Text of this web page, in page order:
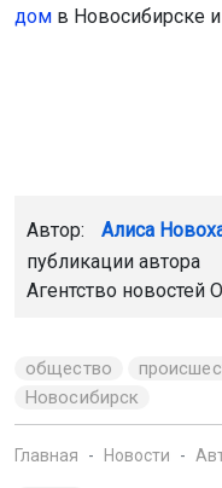
дом в Новосибирске
Автор: Алиса
публикации автора
Агентство новостей
общество
Новосибирск
Главная Новости